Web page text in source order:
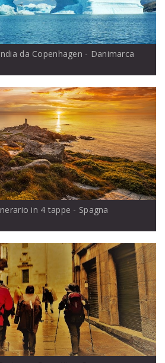
da Copenhagen - Danimarca
in 4 tappe - Spagna